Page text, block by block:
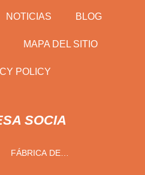
NOTICIAS BLOG
MAPA DEL SITIO
POLICY
SOCIA
FÁBRICA DE